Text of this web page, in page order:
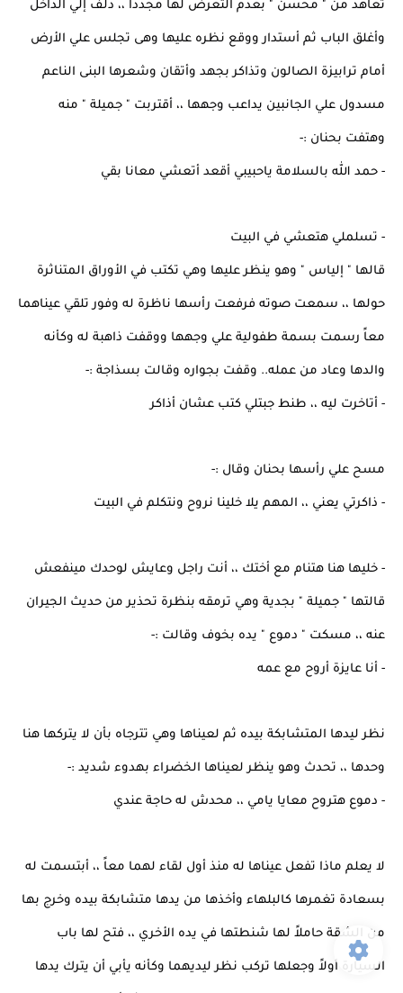
تعاهد من " محسن " بعدم التعرض لها مجدداً ،، دلف إلي الداخل
وأغلق الباب ثم أستدار ووقع نظره عليها وهى تجلس علي الأرض
أمام ترابيزة الصالون وتذاكر بجهد وأتقان وشعرها البنى الناعم
مسدول علي الجانبين يداعب وجهها ،، أقتربت " جميلة " منه
وهتفت بحنان :-
- حمد الله بالسلامة ياحبيبي أقعد أتعشي معانا بقي
- تسلملي هتعشي في البيت
قالها " إلياس " وهو ينظر عليها وهي تكتب في الأوراق المتناثرة
حولها ،، سمعت صوته فرفعت رأسها ناظرة له وفور تلقي عيناهما
معاً رسمت بسمة طفولية علي وجهها ووقفت ذاهبة له وكأنه
والدها وعاد من عمله.. وقفت بجواره وقالت بسذاجة :-
- أتاخرت ليه ،، طنط جبتلي كتب عشان أذاكر
مسح علي رأسها بحنان وقال :-
- ذاكرتي يعني ،، المهم يلا خلينا نروح ونتكلم في البيت
- خليها هنا هتنام مع أختك ،، أنت راجل وعايش لوحدك مينفعش
قالتها " جميلة " بجدية وهي ترمقه بنظرة تحذير من حديث الجيران
عنه ،، مسكت " دموع " يده بخوف وقالت :-
- أنا عايزة أروح مع عمه
نظر ليدها المتشابكة بيده ثم لعيناها وهي تترجاه بأن لا يتركها هنا
وحدها ،، تحدث وهو ينظر لعيناها الخضراء بهدوء شديد :-
- دموع هتروح معايا يامي ،، محدش له حاجة عندي
لا يعلم ماذا تفعل عيناها له منذ أول لقاء لهما معاً ،، أبتسمت له
بسعادة تغمرها كالبلهاء وأخذها من يدها متشابكة بيده وخرج بها
من الشقة حاملاً لها شنطتها في يده الأخري ،، فتح لها باب
السيارة أولاً وجعلها تركب نظر ليديهما وكأنه يأبي أن يترك يدها